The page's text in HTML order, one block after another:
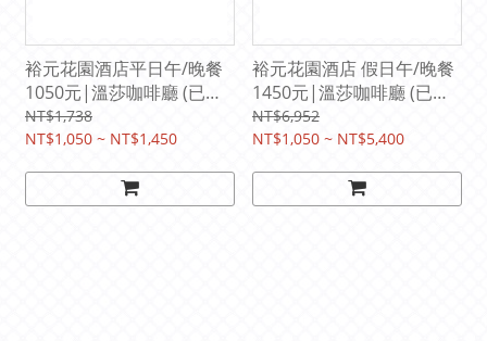
裕元花園酒店平日午/晚餐
1050元|溫莎咖啡廳 (已含
10%服務費/原價1,298元)
NT$1,738
NT$1,050 ~ NT$1,450
裕元花園酒店 假日午/晚餐
1450元|溫莎咖啡廳 (已含
10%服務費/原價1,738元)
NT$6,952
NT$1,050 ~ NT$5,400